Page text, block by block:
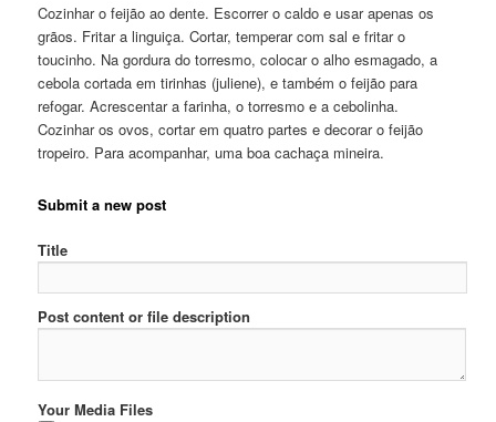
Cozinhar o feijão ao dente. Escorrer o caldo e usar apenas os
grãos. Fritar a linguiça. Cortar, temperar com sal e fritar o
toucinho. Na gordura do torresmo, colocar o alho esmagado, a
cebola cortada em tirinhas (juliene), e também o feijão para
refogar. Acrescentar a farinha, o torresmo e a cebolinha.
Cozinhar os ovos, cortar em quatro partes e decorar o feijão
tropeiro. Para acompanhar, uma boa cachaça mineira.
Submit a new post
Title
Post content or file description
Your Media Files